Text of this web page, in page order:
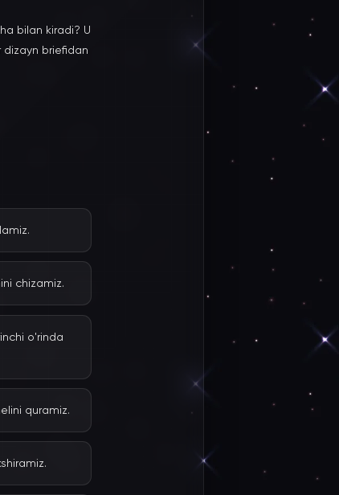
bilan kiradi? U
briefidan
chizamiz.
o'rinda
quramiz.